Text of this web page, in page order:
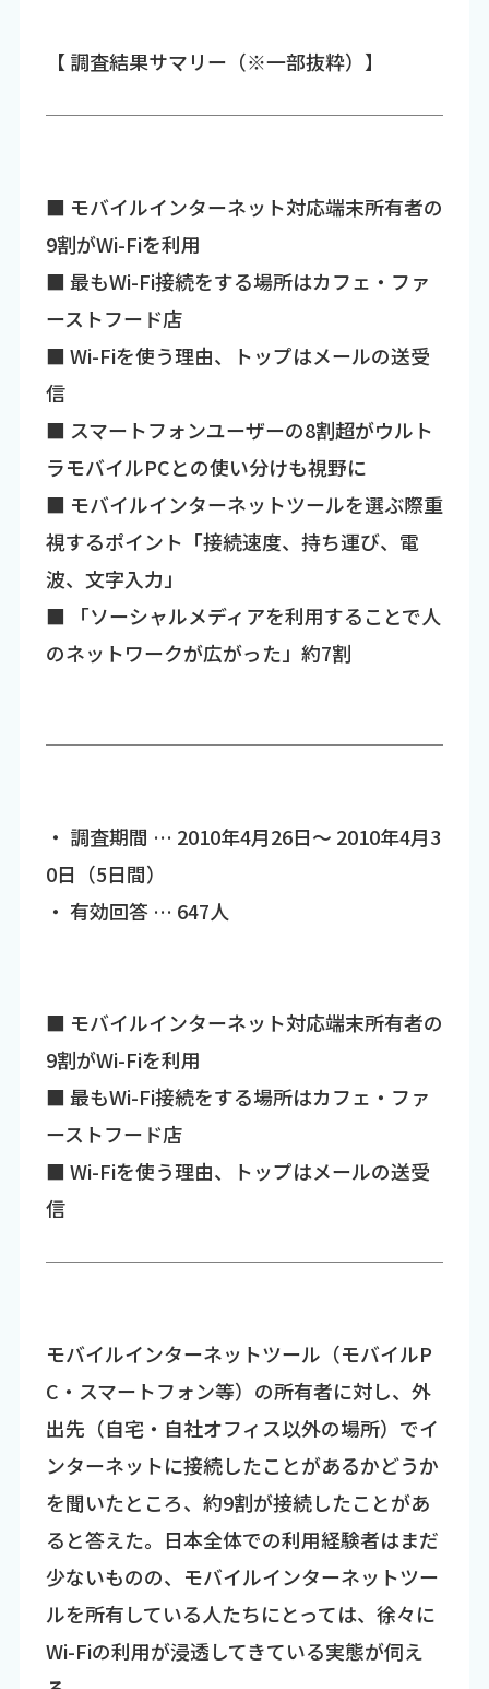
【 調査結果サマリー（※一部抜粋）】
■ モバイルインターネット対応端末所有者の
9割がWi-Fiを利用
■ 最もWi-Fi接続をする場所はカフェ・ファ
ーストフード店
■ Wi-Fiを使う理由、トップはメールの送受
信
■ スマートフォンユーザーの8割超がウルト
ラモバイルPCとの使い分けも視野に
■ モバイルインターネットツールを選ぶ際重
視するポイント「接続速度、持ち運び、電
波、文字入力」
■ 「ソーシャルメディアを利用することで人
のネットワークが広がった」約7割
・ 調査期間 … 2010年4月26日～ 2010年4月3
0日（5日間）
・ 有効回答 … 647人
■ モバイルインターネット対応端末所有者の
9割がWi-Fiを利用
■ 最もWi-Fi接続をする場所はカフェ・ファ
ーストフード店
■ Wi-Fiを使う理由、トップはメールの送受
信
モバイルインターネットツール（モバイルP
C・スマートフォン等）の所有者に対し、外
出先（自宅・自社オフィス以外の場所）でイ
ンターネットに接続したことがあるかどうか
を聞いたところ、約9割が接続したことがあ
ると答えた。日本全体での利用経験者はまだ
少ないものの、モバイルインターネットツー
ルを所有している人たちにとっては、徐々に
Wi-Fiの利用が浸透してきている実態が伺え